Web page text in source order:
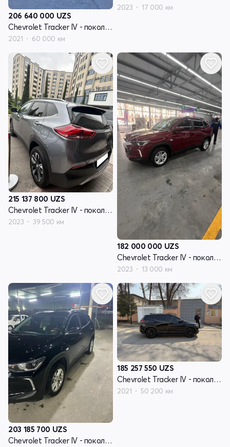
206 640 000 UZS
Chevrolet Tracker IV - поколение
2021 60 000 км
2023 17 000 км
215 137 800 UZS
Chevrolet Tracker IV - поколение
2023 39 500 км
182 000 000 UZS
Chevrolet Tracker IV - поколение
2023 13 000 км
203 185 700 UZS
Chevrolet Tracker IV - поколение
185 257 550 UZS
Chevrolet Tracker IV - поколение
2021 50 200 км